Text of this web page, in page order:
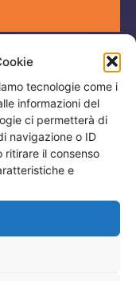
tecnologie come i
informazioni del
ci permetterà di
navigazione o ID
ritirare il consenso
e